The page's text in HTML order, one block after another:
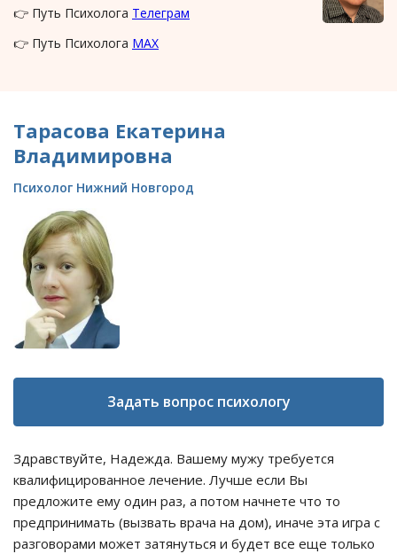
👉 Путь Психолога Телеграм
👉 Путь Психолога MAX
Тарасова Екатерина
Владимировна
Психолог Нижний Новгород
Задать вопрос психологу
Здравствуйте, Надежда. Вашему мужу требуется
квалифицированное лечение. Лучше если Вы
предложите ему один раз, а потом начнете что то
предпринимать (вызвать врача на дом), иначе эта игра с
разговорами может затянуться и будет все еще только